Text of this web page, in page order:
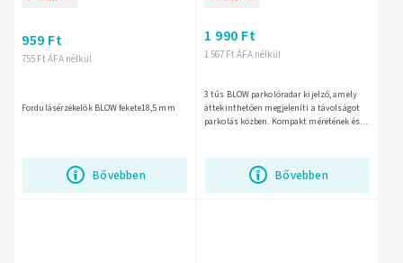
755 Ft ÁFA nélkül
959 Ft
Bővebben
Fordulásérzékelők BLOW fekete18,5 mm
1 567 Ft ÁFA nélkül
1 990 Ft
Bővebben
3 tűs BLOW parkolóradar kijelző, amely
áttekinthetően megjeleníti a távolságot
parkolás közben. Kompakt méretének és